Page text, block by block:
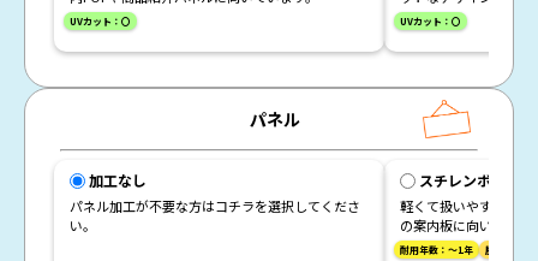
UVカット：〇 UVカット：〇
パネル
加工なし
パネル加工が不要な方はコチラを選択してくださ
い。
スチレンボード
軽くて扱いやすいパネ
の案内板に向いていま
耐用年数：～1年 屋外対応